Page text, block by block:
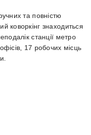
та повністю
коворкінг знаходиться
станції метро
17 робочих місць